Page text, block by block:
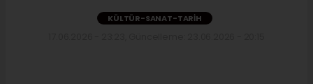
KÜLTÜR-SANAT-TARIH